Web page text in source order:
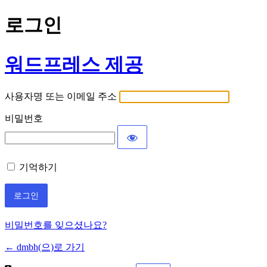
로그인
워드프레스 제공
사용자명 또는 이메일 주소
비밀번호
기억하기
비밀번호를 잊으셨나요?
← dmbh(으)로 가기